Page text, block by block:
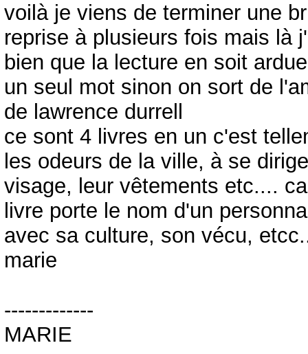
voilà je viens de terminer une
reprise à plusieurs fois mais là
bien que la lecture en soit
un seul mot sinon on sort de
de lawrence durrell
ce sont 4 livres en un c'est
les odeurs de la ville, à se
visage, leur vêtements etc....
livre porte le nom d'un
avec sa culture, son vécu,
marie
-------------
MARIE